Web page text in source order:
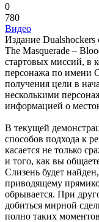
0
780
Видео
Издание
The Masquerade –
стартовых миссий, в
персонажа по имени
получения цели в
несколькими
информацией о
В текущей
способов подхода к
касается не только
и того, как вы
Слизень будет
приводящему
обрывается. При
добиться мирной
полно таких